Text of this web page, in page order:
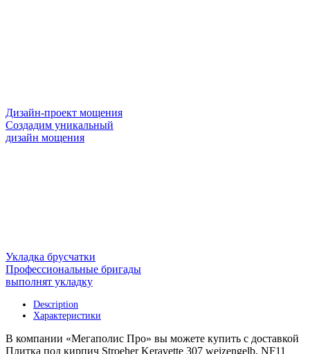
Дизайн-проект мощения
Создадим уникальный
дизайн мощения
Укладка брусчатки
Профессиональные бригады
выполнят укладку
Description
Характеристики
В компании «Мегаполис Про» вы можете купить с доставкой
Плитка под кирпич Stroeher Keravette 307 weizengelb, NF11